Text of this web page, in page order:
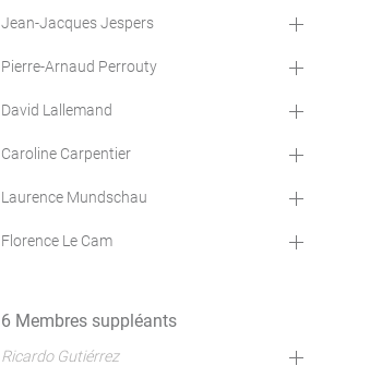
Jean-Jacques Jespers
Pierre-Arnaud Perrouty
David Lallemand
Caroline Carpentier
Laurence Mundschau
Florence Le Cam
6 Membres suppléants
Ricardo Gutiérrez